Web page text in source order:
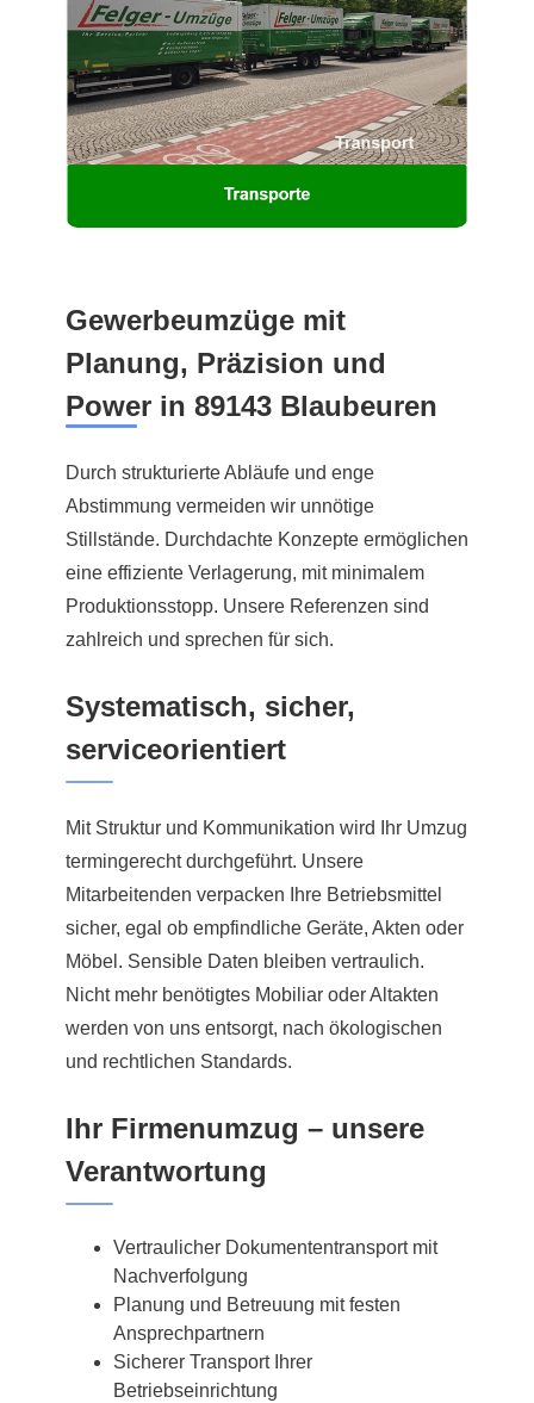
Gewerbeumzüge mit
Planung, Präzision und
Power in 89143 Blaubeuren
Durch strukturierte Abläufe und enge
Abstimmung vermeiden wir unnötige
Stillstände. Durchdachte Konzepte ermöglichen
eine effiziente Verlagerung, mit minimalem
Produktionsstopp. Unsere Referenzen sind
zahlreich und sprechen für sich.
Systematisch, sicher,
serviceorientiert
Mit Struktur und Kommunikation wird Ihr Umzug
termingerecht durchgeführt. Unsere
Mitarbeitenden verpacken Ihre Betriebsmittel
sicher, egal ob empfindliche Geräte, Akten oder
Möbel. Sensible Daten bleiben vertraulich.
Nicht mehr benötigtes Mobiliar oder Altakten
werden von uns entsorgt, nach ökologischen
und rechtlichen Standards.
Ihr Firmenumzug – unsere
Verantwortung
Vertraulicher Dokumententransport mit
Nachverfolgung
Planung und Betreuung mit festen
Ansprechpartnern
Sicherer Transport Ihrer
Betriebseinrichtung